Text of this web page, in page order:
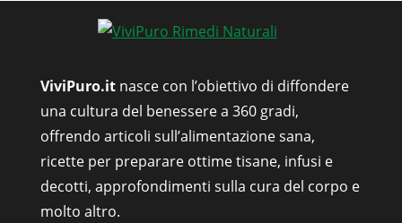
ViviPuro.it nasce con l’obiettivo di diffondere
una cultura del benessere a 360 gradi,
offrendo articoli sull’alimentazione sana,
ricette per preparare ottime tisane, infusi e
decotti, approfondimenti sulla cura del corpo e
molto altro.